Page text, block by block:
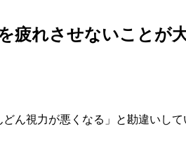
れさせないことが
視力が悪くなる」と勘違いして